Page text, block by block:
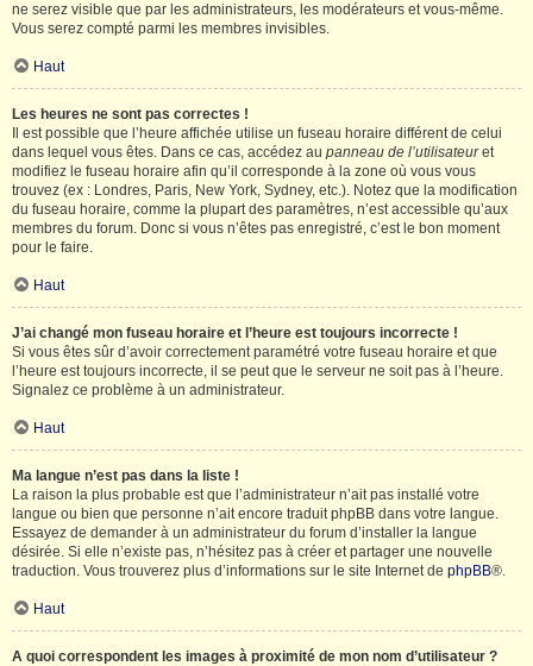
ne serez visible que par les administrateurs, les modérateurs et vous-même.
Vous serez compté parmi les membres invisibles.
Haut
Les heures ne sont pas correctes !
Il est possible que l’heure affichée utilise un fuseau horaire différent de celui
dans lequel vous êtes. Dans ce cas, accédez au panneau de l’utilisateuret
modifiez le fuseau horaire afin qu’il corresponde à la zone où vous vous
trouvez (ex : Londres, Paris, New York, Sydney, etc.). Notez que la modification
du fuseau horaire, comme la plupart des paramètres, n’est accessible qu’aux
membres du forum. Donc si vous n’êtes pas enregistré, c’est le bon moment
pour le faire.
Haut
J’ai changé mon fuseau horaire et l’heure est toujours incorrecte !
Si vous êtes sûr d’avoir correctement paramétré votre fuseau horaire et que
l’heure est toujours incorrecte, il se peut que le serveur ne soit pas à l’heure.
Signalez ce problème à un administrateur.
Haut
Ma langue n’est pas dans la liste !
La raison la plus probable est que l’administrateur n’ait pas installé votre
langue ou bien que personne n’ait encore traduit phpBB dans votre langue.
Essayez de demander à un administrateur du forum d’installer la langue
désirée. Si elle n’existe pas, n’hésitez pas à créer et partager une nouvelle
traduction. Vous trouverez plus d’informations sur le site Internet de phpBB®.
Haut
A quoi correspondent les images à proximité de mon nom d’utilisateur ?